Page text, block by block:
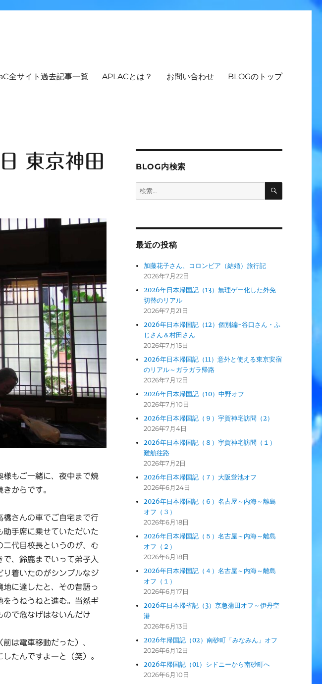
全サイト過去記事一覧 APLACとは？ お問い合わせ BLOGのトップ
東京神田
様もご一緒に、夜中まで焼
からです。
橋さんの車でご自宅まで行
助手席に乗せていただいた
代目校長というのが、む
、鈴鹿までいって弟子入
り着いたのがシンプルなジ
に達したと、その昔語っ
をうねうねと進む。当然ギ
ので危なげはないんだけ
は電車移動だった）、
たんですよーと（笑）。
BLOG内検索
検
索:
検
最近の投稿
加藤花子さん、コロンビア（結婚）旅行記
2026年7月22日
2026年日本帰国記（13）無理ゲー化した外免
切替のリアル
2026年7月21日
2026年日本帰国記（12）個別編-谷口さん・ふ
じさん＆村田さん
2026年7月15日
2026年日本帰国記（11）意外と使える東京安宿
のリアル～ガラガラ帰路
2026年7月12日
2026年日本帰国記（10）中野オフ
2026年7月10日
2026年日本帰国記（９）宇賀神宅訪問（2）
2026年7月4日
2026年日本帰国記（８）宇賀神宅訪問（１）
難航往路
2026年7月2日
2026年日本帰国記（７）大阪蛍池オフ
2026年6月24日
2026年日本帰国記（６）名古屋～内海～離島
オフ（３）
2026年6月18日
2026年日本帰国記（５）名古屋～内海～離島
オフ（２）
2026年6月18日
2026年日本帰国記（４）名古屋～内海～離島
オフ（１）
2026年6月17日
2026年日本帰省記（3）京急蒲田オフ～伊丹空
港
2026年6月13日
2026年帰国記（02）南砂町「みなみん」オフ
2026年6月12日
2026年帰国記（01）シドニーから南砂町へ
2026年6月10日